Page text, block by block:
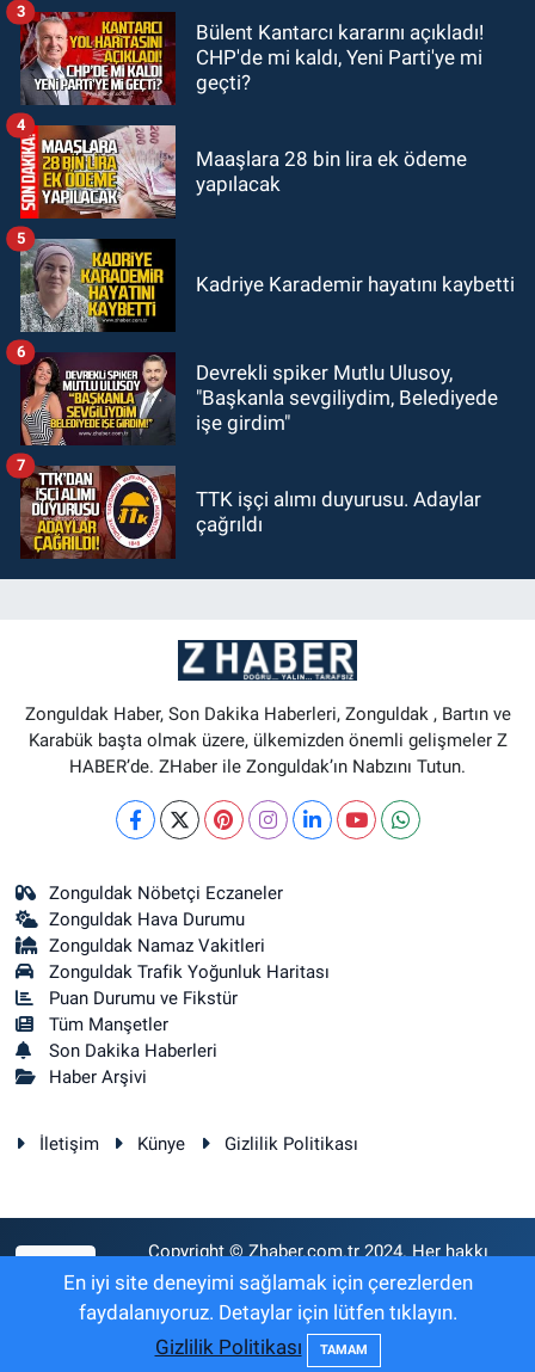
GÜNDEM
10:00Dışarıdakiler: Bir Zamanlar
Almanya’da’ 21 Ağustos’ta
Bülent Kantarcı kararını açıkladı!
CHP'de mi kaldı, Yeni Parti'ye mi
geçti?
3
Maaşlara 28 bin lira ek ödeme
yapılacak
4
Kadriye Karademir hayatını kaybetti
5
Devrekli spiker Mutlu Ulusoy,
"Başkanla sevgiliydim, Belediyede
işe girdim"
6
TTK işçi alımı duyurusu. Adaylar
çağrıldı
7
Zonguldak Haber, Son Dakika Haberleri, Zonguldak , Bartın ve
Karabük başta olmak üzere, ülkemizden önemli gelişmeler Z
HABER’de. ZHaber ile Zonguldak’ın Nabzını Tutun.
Zonguldak Nöbetçi Eczaneler
Zonguldak Hava Durumu
Zonguldak Namaz Vakitleri
Zonguldak Trafik Yoğunluk Haritası
Puan Durumu ve Fikstür
Tüm Manşetler
Son Dakika Haberleri
Haber Arşivi
İletişim Künye Gizlilik Politikası
Copyright © Zhaber.com.tr 2024. Her hakkı
saklıdır.
Haber Yazılımı:TE Bilişim
En iyi site deneyimi sağlamak için çerezlerden
faydalanıyoruz. Detaylar için lütfen tıklayın.
Gizlilik Politikası
TAMAM